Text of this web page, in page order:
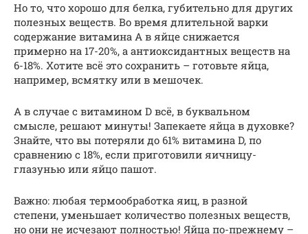
Но то, что хорошо для белка, губительно для других
полезных веществ. Во время длительной варки
содержание витамина А в яйце снижается
примерно на 17-20%, а антиоксидантных веществ на
6-18%. Хотите всё это сохранить – готовьте яйца,
например, всмятку или в мешочек.
А в случае с витамином D всё, в буквальном
смысле, решают минуты! Запекаете яйца в духовке?
Знайте, что вы потеряли до 61% витамина D, по
сравнению с 18%, если приготовили яичницу-
глазунью или яйцо пашот.
Важно: любая термообработка яиц, в разной
степени, уменьшает количество полезных веществ,
но они не исчезают полностью! Яйца по-прежнему –